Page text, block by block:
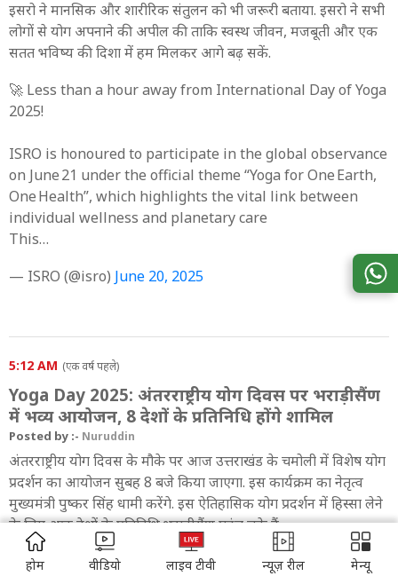
इसरो ने मानसिक और शारीरिक संतुलन को भी जरूरी बताया. इसरो ने सभी
लोगों से योग अपनाने की अपील की ताकि स्वस्थ जीवन, मजबूती और एक
सतत भविष्य की दिशा में हम मिलकर आगे बढ़ सकें.
🚀 Less than a hour away from International Day of Yoga
2025!
ISRO is honoured to participate in the global observance
on June 21 under the official theme “Yoga for One Earth,
One Health”, which highlights the vital link between
individual wellness and planetary care
This…
— ISRO (@isro) June 20, 2025
5:12 AM (एक वर्ष पहले)
Yoga Day 2025: अंतरराष्ट्रीय योग दिवस पर भराड़ीसैंण
में भव्य आयोजन, 8 देशों के प्रतिनिधि होंगे शामिल
Posted by :- Nuruddin
अंतरराष्ट्रीय योग दिवस के मौके पर आज उत्तराखंड के चमोली में विशेष योग
प्रदर्शन का आयोजन सुबह 8 बजे किया जाएगा. इस कार्यक्रम का नेतृत्व
मुख्यमंत्री पुष्कर सिंह धामी करेंगे. इस ऐतिहासिक योग प्रदर्शन में हिस्सा लेने
के लिए आठ देशों के प्रतिनिधि भराड़ीसैंण पहुंच चुके हैं.
मेक्सिको, फिजी, नेपाल, सूरीनाम, मंगोलिया, लातविया, श्रीलंका और रूस से
ADVERTISEMENT
होम वीडियो लाइव टीवी न्यूज़ रील मेन्यू